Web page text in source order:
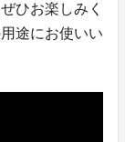
ひお楽しみく
途にお使いい